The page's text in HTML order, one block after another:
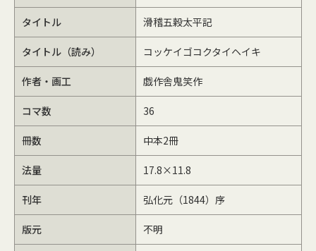
タイトル 滑稽五穀太平記
タイトル（読み） コッケイゴコクタイヘイキ
作者・画工 戯作舎鬼笑作
コマ数 36
冊数 中本2冊
法量 17.8×11.8
刊年 弘化元（1844）序
版元 不明